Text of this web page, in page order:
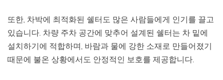
또한, 차박에 최적화된 쉘터도 많은 사람들에게 인기를 끌고
있습니다. 차량 주차 공간에 맞추어 설계된 쉘터는 차 밑에
설치하기에 적합하며, 바람과 물에 강한 소재로 만들어졌기
때문에 불온 상황에서도 안정적인 보호를 제공합니다.